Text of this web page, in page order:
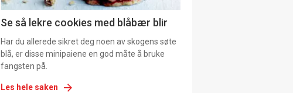
Se så lekre cookies med blåbær blir
Har du allerede sikret deg noen av skogens søte
blå, er disse minipaiene en god måte å bruke
fangsten på.
Les hele saken